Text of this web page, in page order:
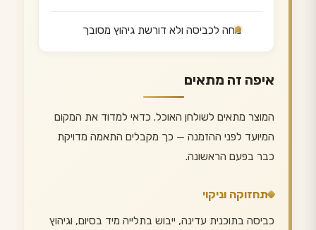
נוחה לכביסה ולא דורשת גיהוץ מסובך
איפה זה מתאים
המוצר מתאים לשולחן האוכל. כדאי למדוד את המקום
המיועד לפני ההזמנה — כך מקבלים התאמה מדויקת
כבר בפעם הראשונה.
תחזוקה וניקוי
כביסה בתוכנית עדינה, ייבוש בתלייה מיד בסיום, וגיהוץ